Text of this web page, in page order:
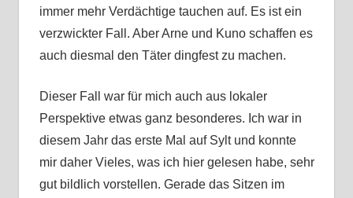
immer mehr Verdächtige tauchen auf. Es ist ein
verzwickter Fall. Aber Arne und Kuno schaffen es
auch diesmal den Täter dingfest zu machen.
Dieser Fall war für mich auch aus lokaler
Perspektive etwas ganz besonderes. Ich war in
diesem Jahr das erste Mal auf Sylt und konnte
mir daher Vieles, was ich hier gelesen habe, sehr
gut bildlich vorstellen. Gerade das Sitzen im